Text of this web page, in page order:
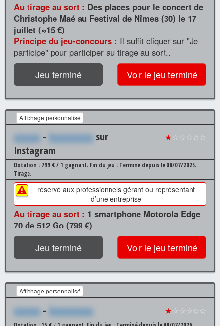
Au tirage au sort : Des places pour le concert de
Christophe Maé au Festival de Nîmes (30) le 17
juillet (≈15 €)
Principe du jeu-concours : Il suffit cliquer sur "Je
participe" pour participer au tirage au sort..
Jeu terminé Voir le jeu terminé
Affichage personnalisé
xxxxxx - Xxxxxxxxxx sur
Instagram
★☆☆☆☆☆
Dotation : 799 € / 1 gagnant. Fin du jeu : Terminé depuis le 08/07/2026.
Tirage.
réservé aux professionnels gérant ou représentant
d’une entreprise
Au tirage au sort : 1 smartphone Motorola Edge
70 de 512 Go (799 €)
Jeu terminé Voir le jeu terminé
Affichage personnalisé
xxxxxx - Xxxxxxxxxx ★☆☆☆☆☆